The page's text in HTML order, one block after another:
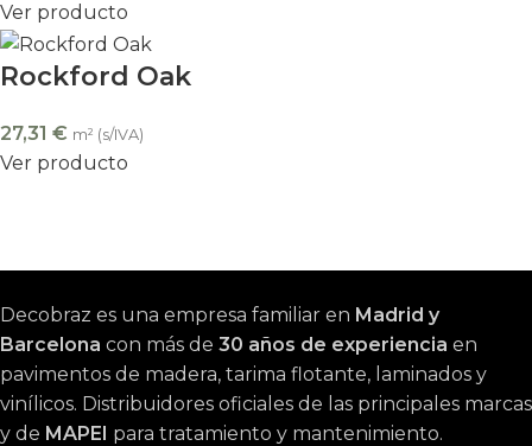
Ver producto
Rockford Oak
27,31 € m² (s/IVA)
Ver producto
Decobraz es una empresa familiar en Madrid y
Barcelona con más de 30 años de experiencia en
pavimentos de madera, tarima flotante, laminados y
vinílicos. Distribuidores oficiales de las principales marcas
y de MAPEI para tratamiento y mantenimiento.